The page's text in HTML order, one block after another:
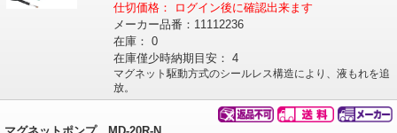
仕切価格：
ログイン後に確認出来ます
メーカー品番： 11112236
在庫： 0
在庫僅少時納期目安： 4
マグネット駆動方式のシールレス構造により、液もれを追
放。